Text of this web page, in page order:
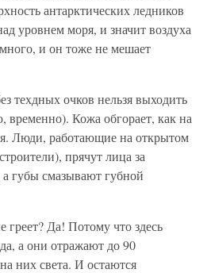
антарктических ледников
уровнем моря, и значит воздуха
и он тоже не мешает
техдных очков нельзя выходить
временно). Кожа обгорает, как на
Люди, работающие на открытом
прячут лица за
губы смазывают губной
греет? Да! Потому что здесь
а они отражают до 90
них света. И остаются